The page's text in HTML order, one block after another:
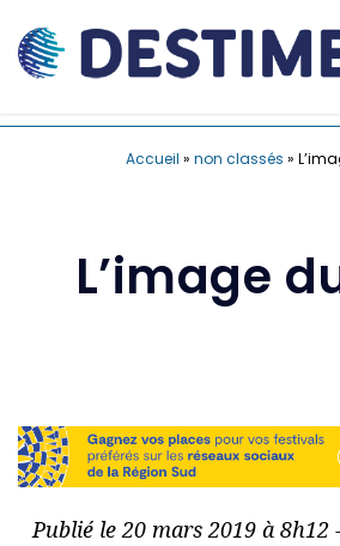
Accueil » non classés »
L’image
Publié le 20 mars 2019 à 8h12